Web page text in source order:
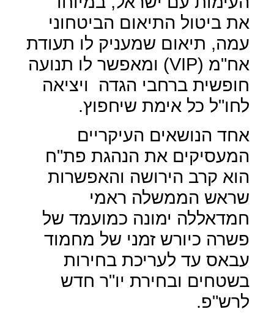
את ביטול התיאום הביטחוני
עמה, תיאום שמעניק לו תעודת
אח"מ (VIP) ומאפשר לו תנועה
חופשית ברחבי הגדה
ויציאה
לחו"ל כל אימת שיחפוץ.
אחד הנושאים העיקריים
המעסיקים את הנהגת פת"ח
הוא קרב הירושה והאפשרות
שראש הממשלה ראמי
חמדאללה ימונה כמועמד של
פשרה כיורש זמני של מחמוד
עבאס עד לעריכת בחירות
בשטחים ובחירת יו"ר חדש
לרש"פ.